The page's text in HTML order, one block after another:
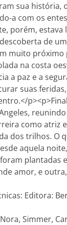
sua história,
a com os
porém,
de
muito próximo
na costa
a paz e a
suas
como atriz
dos trilhos. O
aquela
plantadas
amor, e
Editora:
Simmer,